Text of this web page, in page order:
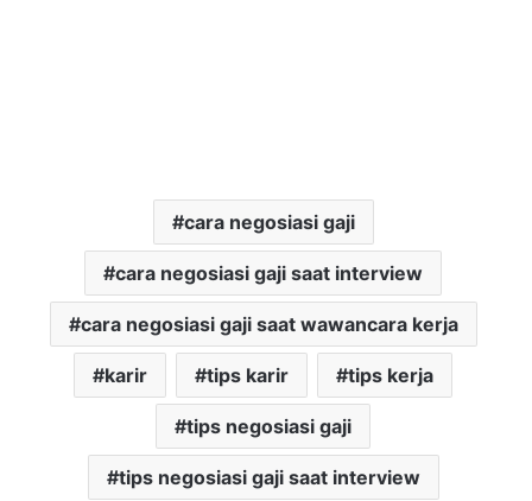
cara negosiasi gaji
cara negosiasi gaji saat interview
cara negosiasi gaji saat wawancara kerja
karir tips karir tips kerja
tips negosiasi gaji
tips negosiasi gaji saat interview